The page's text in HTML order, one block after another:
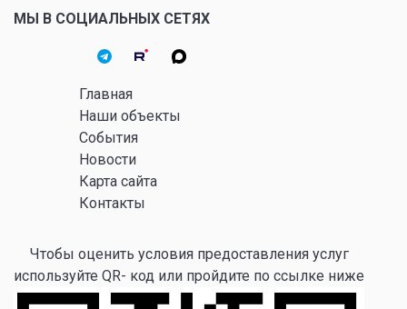
МЫ В СОЦИАЛЬНЫХ СЕТЯХ
Главная
Наши объекты
События
Новости
Карта сайта
Контакты
Чтобы оценить условия предоставления услуг
используйте QR- код или пройдите по ссылке ниже